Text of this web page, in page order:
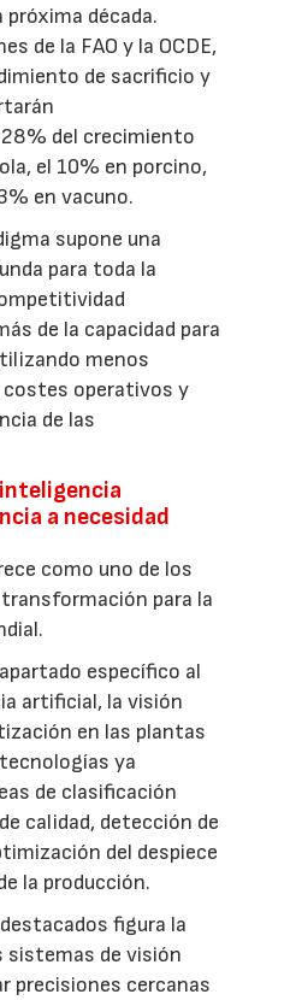
década.
de la FAO y la OCDE,
de sacrificio y
del crecimiento
el 10% en porcino,
en vacuno.
supone una
para toda la
de la capacidad para
menos
costes operativos y
de las
a necesidad
como uno de los
para la
específico al
artificial, la visión
en las plantas
ya
de clasificación
calidad, detección de
del despiece
la producción.
figura la
sistemas de visión
precisiones cercanas